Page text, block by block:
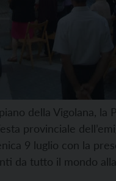
della Vigolana, la
provinciale
9 luglio con la
da tutto il mondo